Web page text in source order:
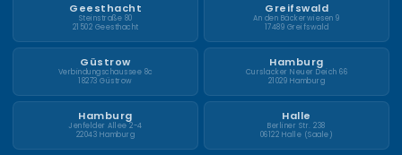
Geesthacht
Steinstraße 80
21502 Geesthacht
Greifswald
An den Bäckerwiesen 9
17489 Greifswald
Güstrow
Verbindungschaussee 8c
18273 Güstrow
Hamburg
Curslacker Neuer Deich 66
21029 Hamburg
Hamburg
Jenfelder Allee 2-4
22043 Hamburg
Halle
Berliner Str. 238
06122 Halle (Saale)